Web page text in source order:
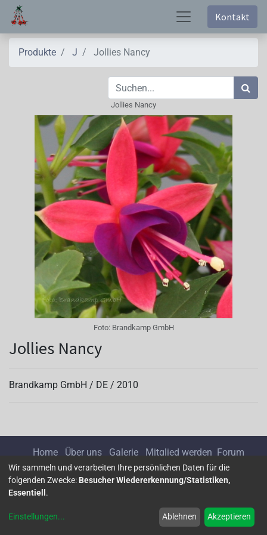
Kontakt
Produkte J Jollies Nancy
Jollies Nancy
Foto: Brandkamp GmbH
Jollies Nancy
Brandkamp GmbH / DE / 2010
Home Über uns Galerie Mitglied werden Forum
Impressum Datenschutz
Wir sammeln und verarbeiten Ihre persönlichen Daten für die
folgenden Zwecke: Besucher Wiedererkennung/Statistiken,
Essentiell .
Einstellungen... Ablehnen Akzeptieren